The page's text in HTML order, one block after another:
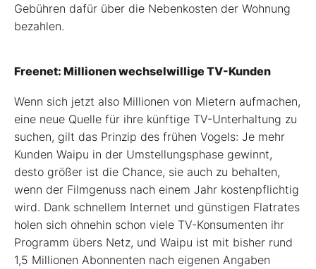
Gebühren dafür über die Nebenkosten der Wohnung
bezahlen.
Freenet: Millionen wechselwillige TV-Kunden
Wenn sich jetzt also Millionen von Mietern aufmachen,
eine neue Quelle für ihre künftige TV-Unterhaltung zu
suchen, gilt das Prinzip des frühen Vogels: Je mehr
Kunden Waipu in der Umstellungsphase gewinnt,
desto größer ist die Chance, sie auch zu behalten,
wenn der Filmgenuss nach einem Jahr kostenpflichtig
wird. Dank schnellem Internet und günstigen Flatrates
holen sich ohnehin schon viele TV-Konsumenten ihr
Programm übers Netz, und Waipu ist mit bisher rund
1,5 Millionen Abonnenten nach eigenen Angaben